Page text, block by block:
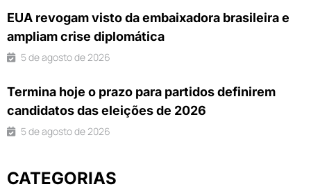
EUA revogam visto da embaixadora brasileira e
ampliam crise diplomática
5 de agosto de 2026
Termina hoje o prazo para partidos definirem
candidatos das eleições de 2026
5 de agosto de 2026
CATEGORIAS